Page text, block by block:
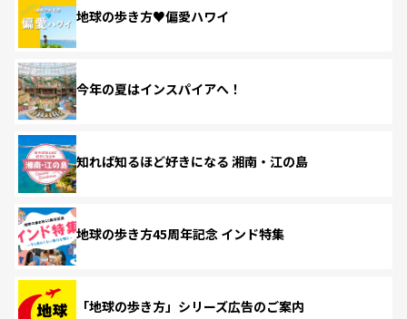
地球の歩き方♥偏愛ハワイ
今年の夏はインスパイアへ！
知れば知るほど好きになる 湘南・江の島
地球の歩き方45周年記念 インド特集
「地球の歩き方」シリーズ広告のご案内